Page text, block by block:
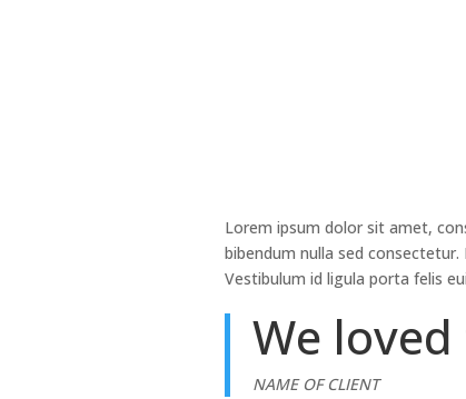
Lorem ipsum dolor sit amet,
bibendum nulla sed
Vestibulum id ligula porta felis
We
NAME OF CLIENT